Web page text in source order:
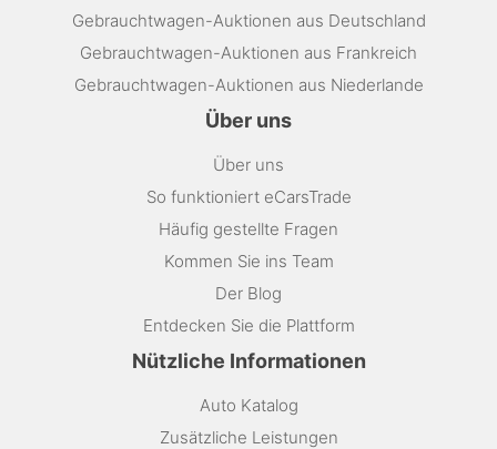
Gebrauchtwagen-Auktionen aus Deutschland
Gebrauchtwagen-Auktionen aus Frankreich
Gebrauchtwagen-Auktionen aus Niederlande
Über uns
Über uns
So funktioniert eCarsTrade
Häufig gestellte Fragen
Kommen Sie ins Team
Der Blog
Entdecken Sie die Plattform
Nützliche Informationen
Auto Katalog
Zusätzliche Leistungen